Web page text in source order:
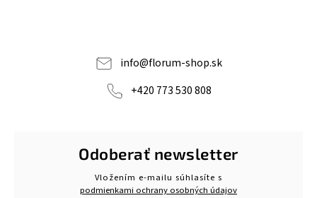
info@florum-shop.sk
+420 773 530 808
Odoberať newsletter
Vložením e-mailu súhlasíte s
podmienkami ochrany osobných údajov